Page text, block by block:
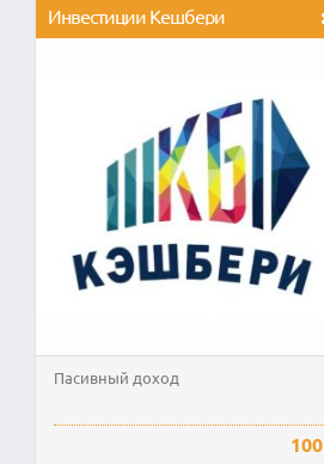
Инвестиции Кешбери
Пасивный доход
100